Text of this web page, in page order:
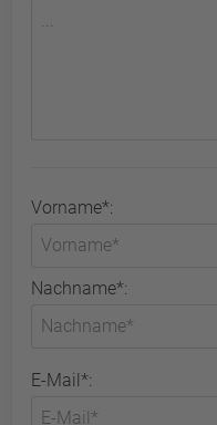
Vorname*:
Nachname*:
E-Mail*: